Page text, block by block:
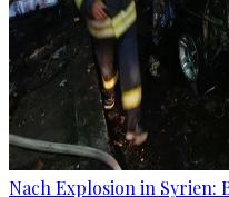
Nach Explosion in Syrien: